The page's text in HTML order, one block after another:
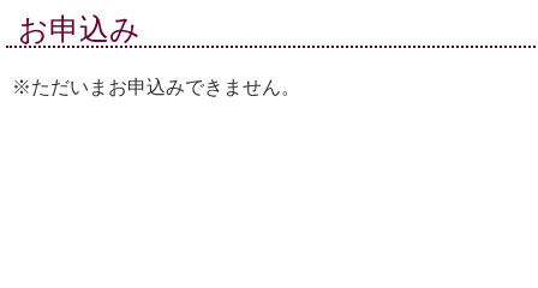
お申込み
※ただいまお申込みできません。